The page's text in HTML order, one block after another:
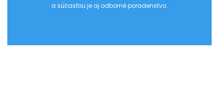
a súčasťou je aj odborné poradenstvo.